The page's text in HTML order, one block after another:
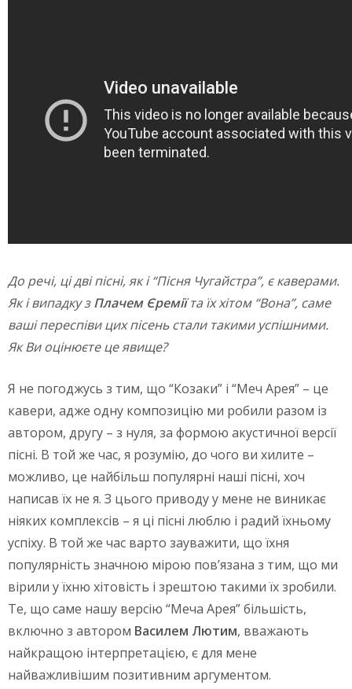
До речі, ці дві пісні, як і “Пісня Чугайстра”, є каверами.
Як і випадку зПлачем Єреміїта їх хітом “Вона”, саме
ваші переспіви цих пісень стали такими успішними.
Як Ви оцінюєте це явище?
Я не погоджусь з тим, що “Козаки” і “Меч Арея” – це
кавери, адже одну композицію ми робили разом із
автором, другу – з нуля, за формою акустичної версії
пісні. В той же час, я розумію, до чого ви хилите –
можливо, це найбільш популярні наші пісні, хоч
написав їх не я. З цього приводу у мене не виникає
ніяких комплексів – я ці пісні люблю і радий їхньому
успіху. В той же час варто зауважити, що їхня
популярність значною мірою пов’язана з тим, що ми
вірили у їхню хітовість і зрештою такими їх зробили.
Те, що саме нашу версію “Меча Арея” більшість,
включно з автором Василем Лютим, вважають
найкращою інтерпретацією, є для мене
найважливішим позитивним аргументом.